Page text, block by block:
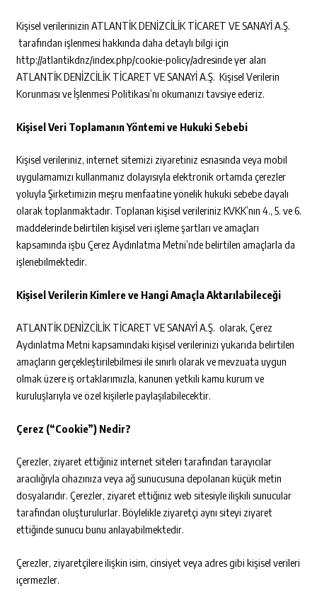
Kişisel verilerinizin ATLANTİK DENİZCİLİK TİCARET VE SANAYİ A.Ş.
tarafından işlenmesi hakkında daha detaylı bilgi için
http://atlantikdnz/index.php/cookie-policy/adresinde yer alan
ATLANTİK DENİZCİLİK TİCARET VE SANAYİ A.Ş. Kişisel Verilerin
Korunması ve İşlenmesi Politikası’nı okumanızı tavsiye ederiz.
Kişisel Veri Toplamanın Yöntemi ve Hukuki Sebebi
Kişisel verileriniz, internet sitemizi ziyaretiniz esnasında veya mobil
uygulamamızı kullanmanız dolayısıyla elektronik ortamda çerezler
yoluyla Şirketimizin meşru menfaatine yönelik hukuki sebebe dayalı
olarak toplanmaktadır. Toplanan kişisel verileriniz KVKK’nın 4., 5. ve 6.
maddelerinde belirtilen kişisel veri işleme şartları ve amaçları
kapsamında işbu Çerez Aydınlatma Metni’nde belirtilen amaçlarla da
işlenebilmektedir.
Kişisel Verilerin Kimlere ve Hangi Amaçla Aktarılabileceği
ATLANTİK DENİZCİLİK TİCARET VE SANAYİ A.Ş. olarak, Çerez
Aydınlatma Metni kapsamındaki kişisel verilerinizi yukarıda belirtilen
amaçların gerçekleştirilebilmesi ile sınırlı olarak ve mevzuata uygun
olmak üzere iş ortaklarımızla, kanunen yetkili kamu kurum ve
kuruluşlarıyla ve özel kişilerle paylaşılabilecektir.
Çerez (“Cookie”) Nedir?
Çerezler, ziyaret ettiğiniz internet siteleri tarafından tarayıcılar
aracılığıyla cihazınıza veya ağ sunucusuna depolanan küçük metin
dosyalarıdır. Çerezler, ziyaret ettiğiniz web sitesiyle ilişkili sunucular
tarafından oluşturulurlar. Böylelikle ziyaretçi aynı siteyi ziyaret
ettiğinde sunucu bunu anlayabilmektedir.
Çerezler, ziyaretçilere ilişkin isim, cinsiyet veya adres gibi kişisel verileri
içermezler.